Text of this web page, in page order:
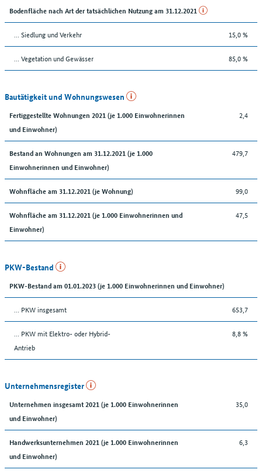
Bodenfläche nach Art der tatsächlichen Nutzung am 31.12.2021
… Siedlung und Verkehr 15,0 %
… Vegetation und Gewässer 85,0 %
Bautätigkeit und Wohnungswesen
Fertiggestellte Wohnungen 2021 (je 1.000 Einwohnerinnen
und Einwohner)
2,4
Bestand an Wohnungen am 31.12.2021 (je 1.000
Einwohnerinnen und Einwohner)
479,7
Wohnfläche am 31.12.2021 (je Wohnung) 99,0
Wohnfläche am 31.12.2021 (je 1.000 Einwohnerinnen und
Einwohner)
47,5
PKW-Bestand
PKW-Bestand am 01.01.2023 (je 1.000 Einwohnerinnen und Einwohner)
… PKW insgesamt 653,7
… PKW mit Elektro- oder Hybrid-
Antrieb
8,8 %
Unternehmensregister
Unternehmen insgesamt 2021 (je 1.000 Einwohnerinnen
und Einwohner)
35,0
Handwerksunternehmen 2021 (je 1.000 Einwohnerinnen
und Einwohner)
6,3